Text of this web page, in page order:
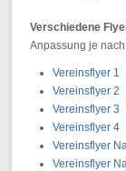
Verschiedene
Anpassung je
Vereinsflyer 1
Vereinsflyer 2
Vereinsflyer 3
Vereinsflyer 4
Vereinsflyer
Vereinsflyer